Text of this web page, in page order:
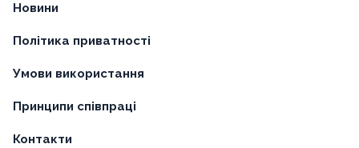
Новини
Політика приватності
Умови використання
Принципи співпраці
Контакти